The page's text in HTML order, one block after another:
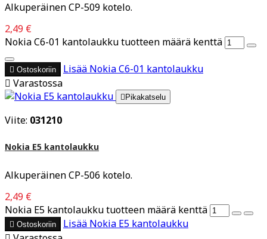
Alkuperäinen CP-509 kotelo.
2,49 €
Nokia C6-01 kantolaukku tuotteen määrä kenttä
 Ostoskoriin Lisää Nokia C6-01 kantolaukku
 Varastossa
 Pikakatselu
Viite: 031210
Nokia E5 kantolaukku
Alkuperäinen CP-506 kotelo.
2,49 €
Nokia E5 kantolaukku tuotteen määrä kenttä
 Ostoskoriin Lisää Nokia E5 kantolaukku